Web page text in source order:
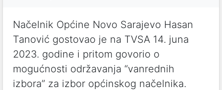
Načelnik Općine Novo Sarajevo Hasan
Tanović gostovao je na TVSA 14. juna
2023. godine i pritom govorio o
mogućnosti održavanja “vanrednih
izbora” za izbor općinskog načelnika.